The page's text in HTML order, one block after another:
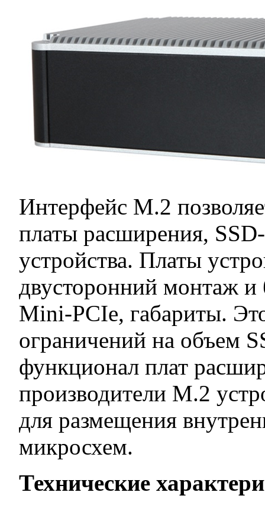
Интерфейс М.2
платы расширения,
устройства. Платы
двусторонний монтаж
Mini-PCIe, габариты.
ограничений на объем
функционал плат
производители М.2
для размещения
микросхем.
Технические